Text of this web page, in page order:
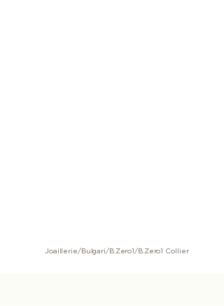
Joaillerie/Bulgari/B.Zero1/ B.Zero1 Collier